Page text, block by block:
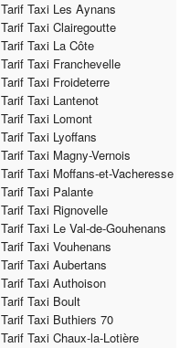
Tarif Taxi Les Aynans
Tarif Taxi Clairegoutte
Tarif Taxi La Côte
Tarif Taxi Franchevelle
Tarif Taxi Froideterre
Tarif Taxi Lantenot
Tarif Taxi Lomont
Tarif Taxi Lyoffans
Tarif Taxi Magny-Vernois
Tarif Taxi Moffans-et-Vacheresse
Tarif Taxi Palante
Tarif Taxi Rignovelle
Tarif Taxi Le Val-de-Gouhenans
Tarif Taxi Vouhenans
Tarif Taxi Aubertans
Tarif Taxi Authoison
Tarif Taxi Boult
Tarif Taxi Buthiers 70
Tarif Taxi Chaux-la-Lotière